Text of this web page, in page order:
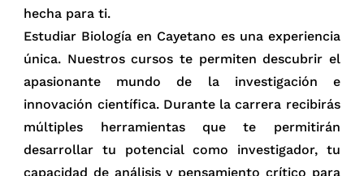
hecha para ti.
Estudiar Biología en Cayetano es una experiencia
única. Nuestros cursos te permiten descubrir el
apasionante mundo de la investigación e
innovación científica. Durante la carrera recibirás
múltiples herramientas que te permitirán
desarrollar tu potencial como investigador, tu
capacidad de análisis y pensamiento crítico para